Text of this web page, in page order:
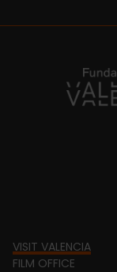
https://
Footer
VISIT VALENCIA
FILM OFFICE